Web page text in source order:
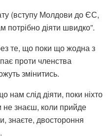
(вступу Молдови до ЄС,
діяти швидко”.
те, що поки що жодна з
проти членства
змінитись.
слід діяти, поки ніхто
не знаєш, коли прийде
знаєте, двостороння